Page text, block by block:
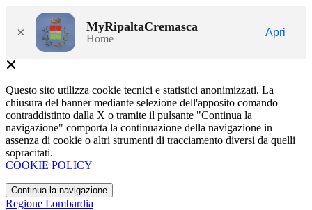
× MyRipaltaCremasca
Home
Apri
Questo sito utilizza cookie tecnici e statistici anonimizzati. La
chiusura del banner mediante selezione dell'apposito comando
contraddistinto dalla X o tramite il pulsante "Continua la
navigazione" comporta la continuazione della navigazione in
assenza di cookie o altri strumenti di tracciamento diversi da quelli
sopracitati.
COOKIE POLICY
Continua la navigazione
Regione Lombardia